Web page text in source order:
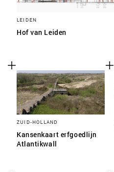
LEIDEN
Hof van Leiden
ZUID-HOLLAND
Kansenkaart erfgoedlijn
Atlantikwall